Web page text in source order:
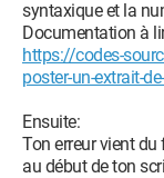
      } else {
         $erreur = "Mauvais mail ou mot de passe
!";
   } else {
      $erreur = "Tous les champs doivent être
syntaxique et la
Documentation à
https://codes-
poster-un-extrait-
Ensuite:
Ton erreur vient
au début de ton